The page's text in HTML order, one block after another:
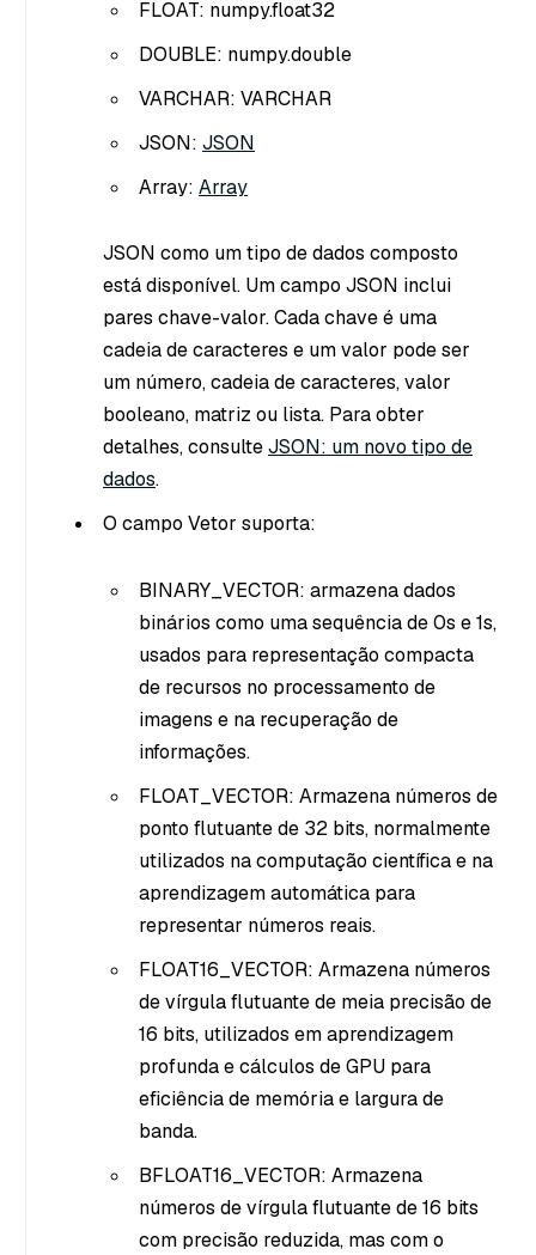
FLOAT: numpy.float32
DOUBLE: numpy.double
VARCHAR: VARCHAR
JSON: JSON
Array: Array
JSON como um tipo de dados composto
está disponível. Um campo JSON inclui
pares chave-valor. Cada chave é uma
cadeia de caracteres e um valor pode ser
um número, cadeia de caracteres, valor
booleano, matriz ou lista. Para obter
detalhes, consulteJSON: um novo tipo de
dados.
O campo Vetor suporta:
BINARY_VECTOR: armazena dados
binários como uma sequência de 0s e 1s,
usados para representação compacta
de recursos no processamento de
imagens e na recuperação de
informações.
FLOAT_VECTOR: Armazena números de
ponto flutuante de 32 bits, normalmente
utilizados na computação científica e na
aprendizagem automática para
representar números reais.
FLOAT16_VECTOR: Armazena números
de vírgula flutuante de meia precisão de
16 bits, utilizados em aprendizagem
profunda e cálculos de GPU para
eficiência de memória e largura de
banda.
BFLOAT16_VECTOR: Armazena
números de vírgula flutuante de 16 bits
com precisão reduzida, mas com o